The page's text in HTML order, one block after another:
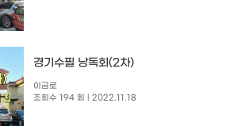
경기수필 낭독회(2차)
이금로
조회수 194 회
| 2022.11.18